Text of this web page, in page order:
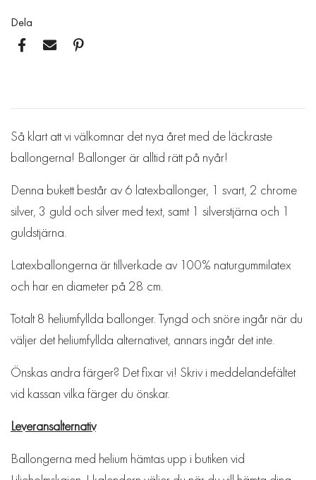
Dela
Så klart att vi välkomnar det nya året med de läckraste
ballongerna! Ballonger är alltid rätt på nyår!
Denna bukett består av 6 latexballonger, 1 svart, 2 chrome
silver, 3 guld och silver med text, samt 1 silverstjärna och 1
guldstjärna.
Latexballongerna är tillverkade av 100% naturgummilatex
och har en diameter på 28 cm.
Totalt 8 heliumfyllda ballonger. Tyngd och snöre ingår när du
väljer det heliumfyllda alternativet, annars ingår det inte.
Önskas andra färger? Det fixar vi! Skriv i meddelandefältet
vid kassan vilka färger du önskar.
Leveransalternativ
Ballongerna med helium hämtas upp i butiken vid